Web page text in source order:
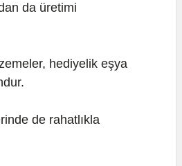
da üretimi
hediyelik eşya
de rahatlıkla